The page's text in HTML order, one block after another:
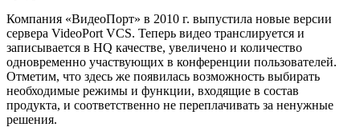
Компания «ВидеоПорт» в 2010 г. выпустила новые версии
сервера VideoPort VCS. Теперь видео транслируется и
записывается в HQ качестве, увеличено и количество
одновременно участвующих в конференции пользователей.
Отметим, что здесь же появилась возможность выбирать
необходимые режимы и функции, входящие в состав
продукта, и соответственно не переплачивать за ненужные
решения.